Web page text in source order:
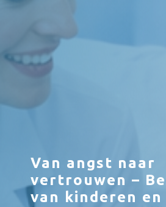
Van angst naar
vertrouwen –
van kinderen en